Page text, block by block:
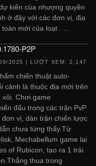
kiến ​​của nhượng quyền
ở đây với các đơn vị, địa
mới của loạt . ...
P2P
2025 | LƯỢT XEM: 2,147
chiến thuật auto-
cảnh là thuộc địa mới trên
xôi. Chơi game
đấu trong các trận PvP
vị, dàn trận chiến lược
chưa từng thấy.Từ
Mechabellum game lai
of Rubicon, tạo ra 1 trải
thua trong